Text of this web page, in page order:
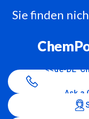
Sie finden
<<de-DE
Ask a